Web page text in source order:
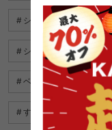
シングルベッド サイズ
シングルベッド マット
ベッド シーツ おしゃれ
すのこ ベッド ひのき